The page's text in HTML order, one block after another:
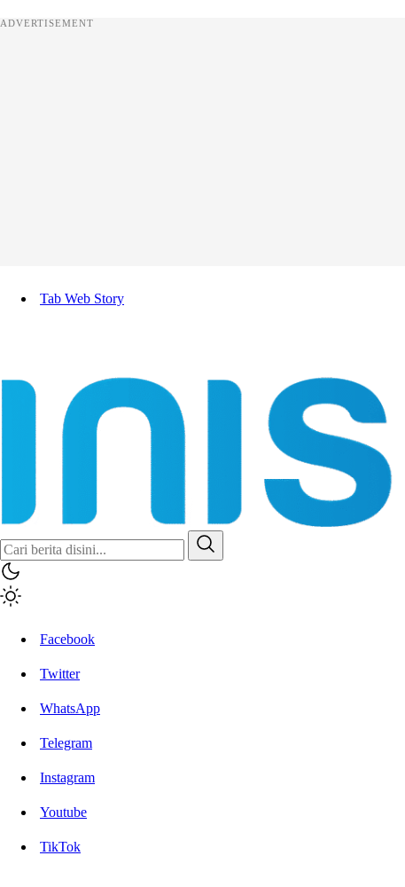
ADVERTISEMENT
Tab Web Story
Facebook
Twitter
WhatsApp
Telegram
Instagram
Youtube
TikTok